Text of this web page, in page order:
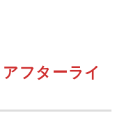
フターライ